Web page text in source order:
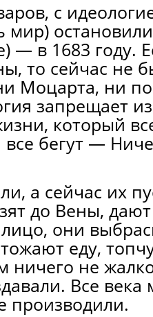
с
мир)
— в 1683 году.
то сейчас не
Моцарта, ни
запрещает
который
бегут —
а сейчас их
до Вены,
они
еду,
ничего не
Все
производили.